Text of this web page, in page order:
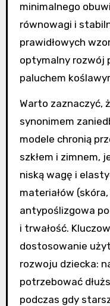
minimalnego
równowagi i
prawidłowych
optymalny rozwój
paluchem
Warto zaznaczyć,
synonimem
modele chronią
szkłem i zimnem,
niską wagę i
materiałów
antypoślizgowa
i trwałość.
dostosowanie
rozwoju dziecka:
potrzebować
podczas gdy